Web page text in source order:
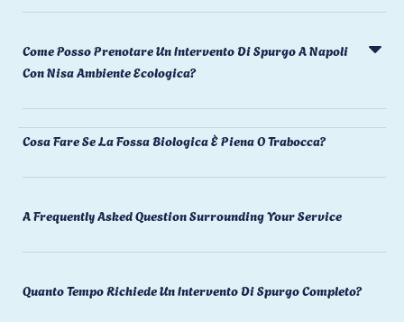
Come Posso Prenotare Un Intervento Di Spurgo A Napoli
Con Nisa Ambiente Ecologica?
Cosa Fare Se La Fossa Biologica È Piena O Trabocca?
A Frequently Asked Question Surrounding Your Service
Quanto Tempo Richiede Un Intervento Di Spurgo Completo?